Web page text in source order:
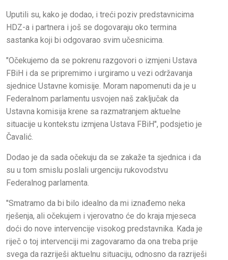
Uputili su, kako je dodao, i treći poziv predstavnicima
HDZ-a i partnera i još se dogovaraju oko termina
sastanka koji bi odgovarao svim učesnicima.
"Očekujemo da se pokrenu razgovori o izmjeni Ustava
FBiH i da se pripremimo i urgiramo u vezi održavanja
sjednice Ustavne komisije. Moram napomenuti da je u
Federalnom parlamentu usvojen naš zaključak da
Ustavna komisija krene sa razmatranjem aktuelne
situacije u kontekstu izmjena Ustava FBiH", podsjetio je
Čavalić.
Dodao je da sada očekuju da se zakaže ta sjednica i da
su u tom smislu poslali urgenciju rukovodstvu
Federalnog parlamenta.
"Smatramo da bi bilo idealno da mi iznađemo neka
rješenja, ali očekujem i vjerovatno će do kraja mjeseca
doći do nove intervencije visokog predstavnika. Kada je
riječ o toj intervenciji mi zagovaramo da ona treba prije
svega da razriješi aktuelnu situaciju, odnosno da razriješi